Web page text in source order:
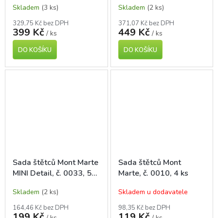
Skladem (3 ks)
329,75 Kč bez DPH
399 Kč / ks
DO KOŠÍKU
Skladem (2 ks)
371,07 Kč bez DPH
449 Kč / ks
DO KOŠÍKU
Sada štětců Mont Marte
MINI Detail, č. 0033, 5
Skladem (2 ks)
164,46 Kč bez DPH
Sada štětců Mont
Marte, č. 0010, 4 ks
Skladem u dodavatele
98,35 Kč bez DPH